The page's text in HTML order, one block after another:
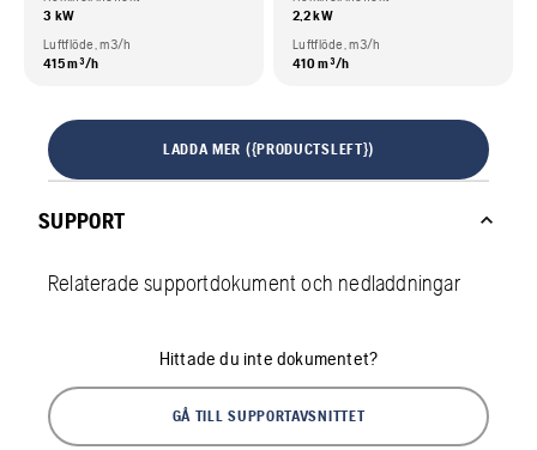
3 kW
Luftflöde, m3/h
415 m³/h
2,2 kW
Luftflöde, m3/h
410 m³/h
LADDA MER ({PRODUCTSLEFT})
SUPPORT
Relaterade supportdokument och nedladdningar
Hittade du inte dokumentet?
GÅ TILL SUPPORTAVSNITTET